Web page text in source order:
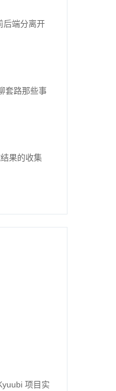
端分离开
套路那些事
果的收集
项目实